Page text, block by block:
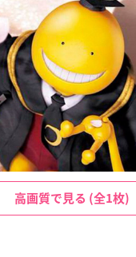
高画質で見る (全1枚)